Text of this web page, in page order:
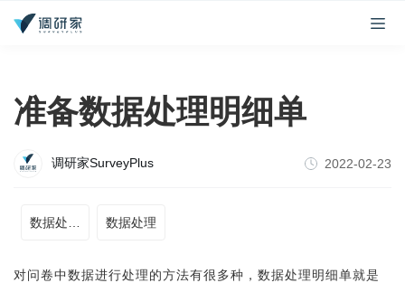
准备数据处理明细单
调研家SurveyPlus 2022-02-23
数据处理
对问卷中数据进行处理的方法有很多种，数据处理明细单就是